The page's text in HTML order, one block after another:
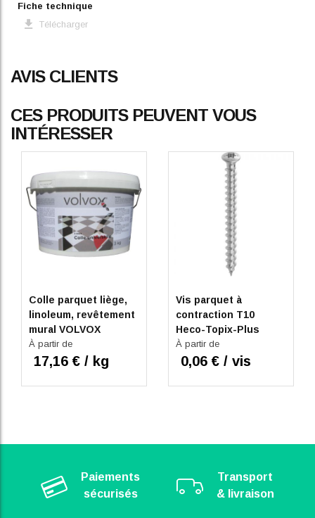
Fiche technique
Télécharger
AVIS CLIENTS
CES PRODUITS PEUVENT VOUS
INTÉRESSER
Colle parquet liège,
linoleum, revêtement
mural VOLVOX
À partir de
17,16 € / kg
Vis parquet à
contraction T10
Heco-Topix-Plus
À partir de
0,06 € / vis
Paiements
sécurisés
Transport
& livraison